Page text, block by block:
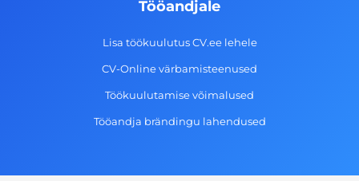
Tööandjale
Lisa töökuulutus CV.ee lehele
CV-Online värbamisteenused
Töökuulutamise võimalused
Tööandja brändingu lahendused